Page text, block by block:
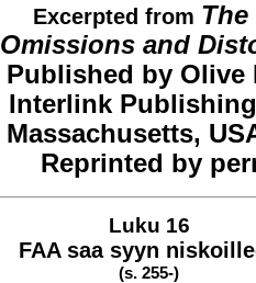
Excerpted from The
Omissions and
Published by Olive
Interlink
Massachusetts,
Reprinted by
Luku 16
FAA saa syyn
(s. 255-)